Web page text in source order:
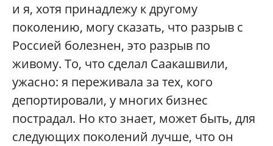
и я, хотя принадлежу к другому
поколению, могу сказать, что разрыв с
Россией болезнен, это разрыв по
живому. То, что сделал Саакашвили,
ужасно: я переживала за тех, кого
депортировали, у многих бизнес
пострадал. Но кто знает, может быть, для
следующих поколений лучше, что он